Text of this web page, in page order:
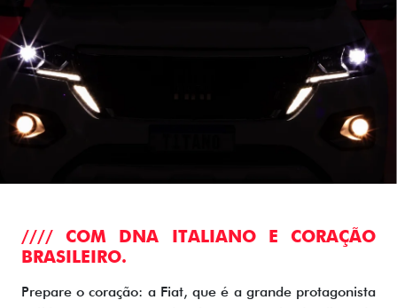
//// COM DNA ITALIANO E CORAÇÃO
BRASILEIRO.
Prepare o coração: a Fiat, que é a grande protagonista